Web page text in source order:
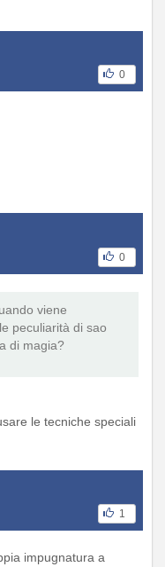
0
0
viene
peculiarità di sao
di magia?
le tecniche speciali
1
impugnatura a